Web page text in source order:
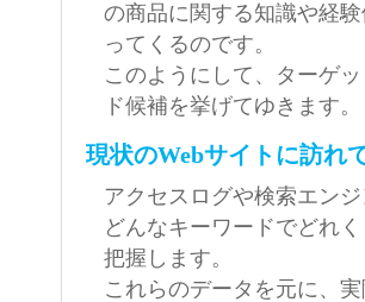
の商品に関する知識や経
ってくるのです。
このようにして、ターゲ
ド候補を挙げてゆきます。
現状のWebサイトに訪れ
アクセスログや検索エン
どんなキーワードでどれ
把握します。
これらのデータを元に、